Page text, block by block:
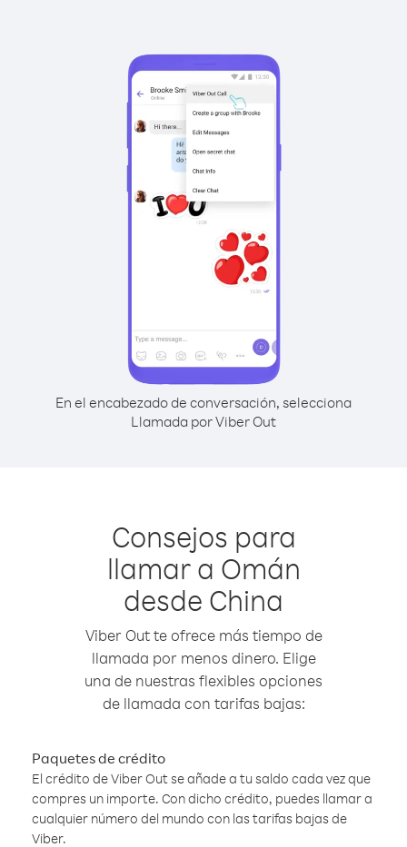
En el encabezado de conversación, selecciona
Llamada por Viber Out
Consejos para
llamar a Omán
desde China
Viber Out te ofrece más tiempo de
llamada por menos dinero. Elige
una de nuestras flexibles opciones
de llamada con tarifas bajas:
Paquetes de crédito
El crédito de Viber Out se añade a tu saldo cada vez que
compres un importe. Con dicho crédito, puedes llamar a
cualquier número del mundo con las tarifas bajas de
Viber.